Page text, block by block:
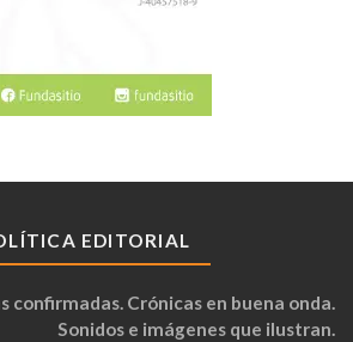
EDITORIAL
confirmadas. Crónicas en buena onda.
Sonidos e imágenes que ilustran.